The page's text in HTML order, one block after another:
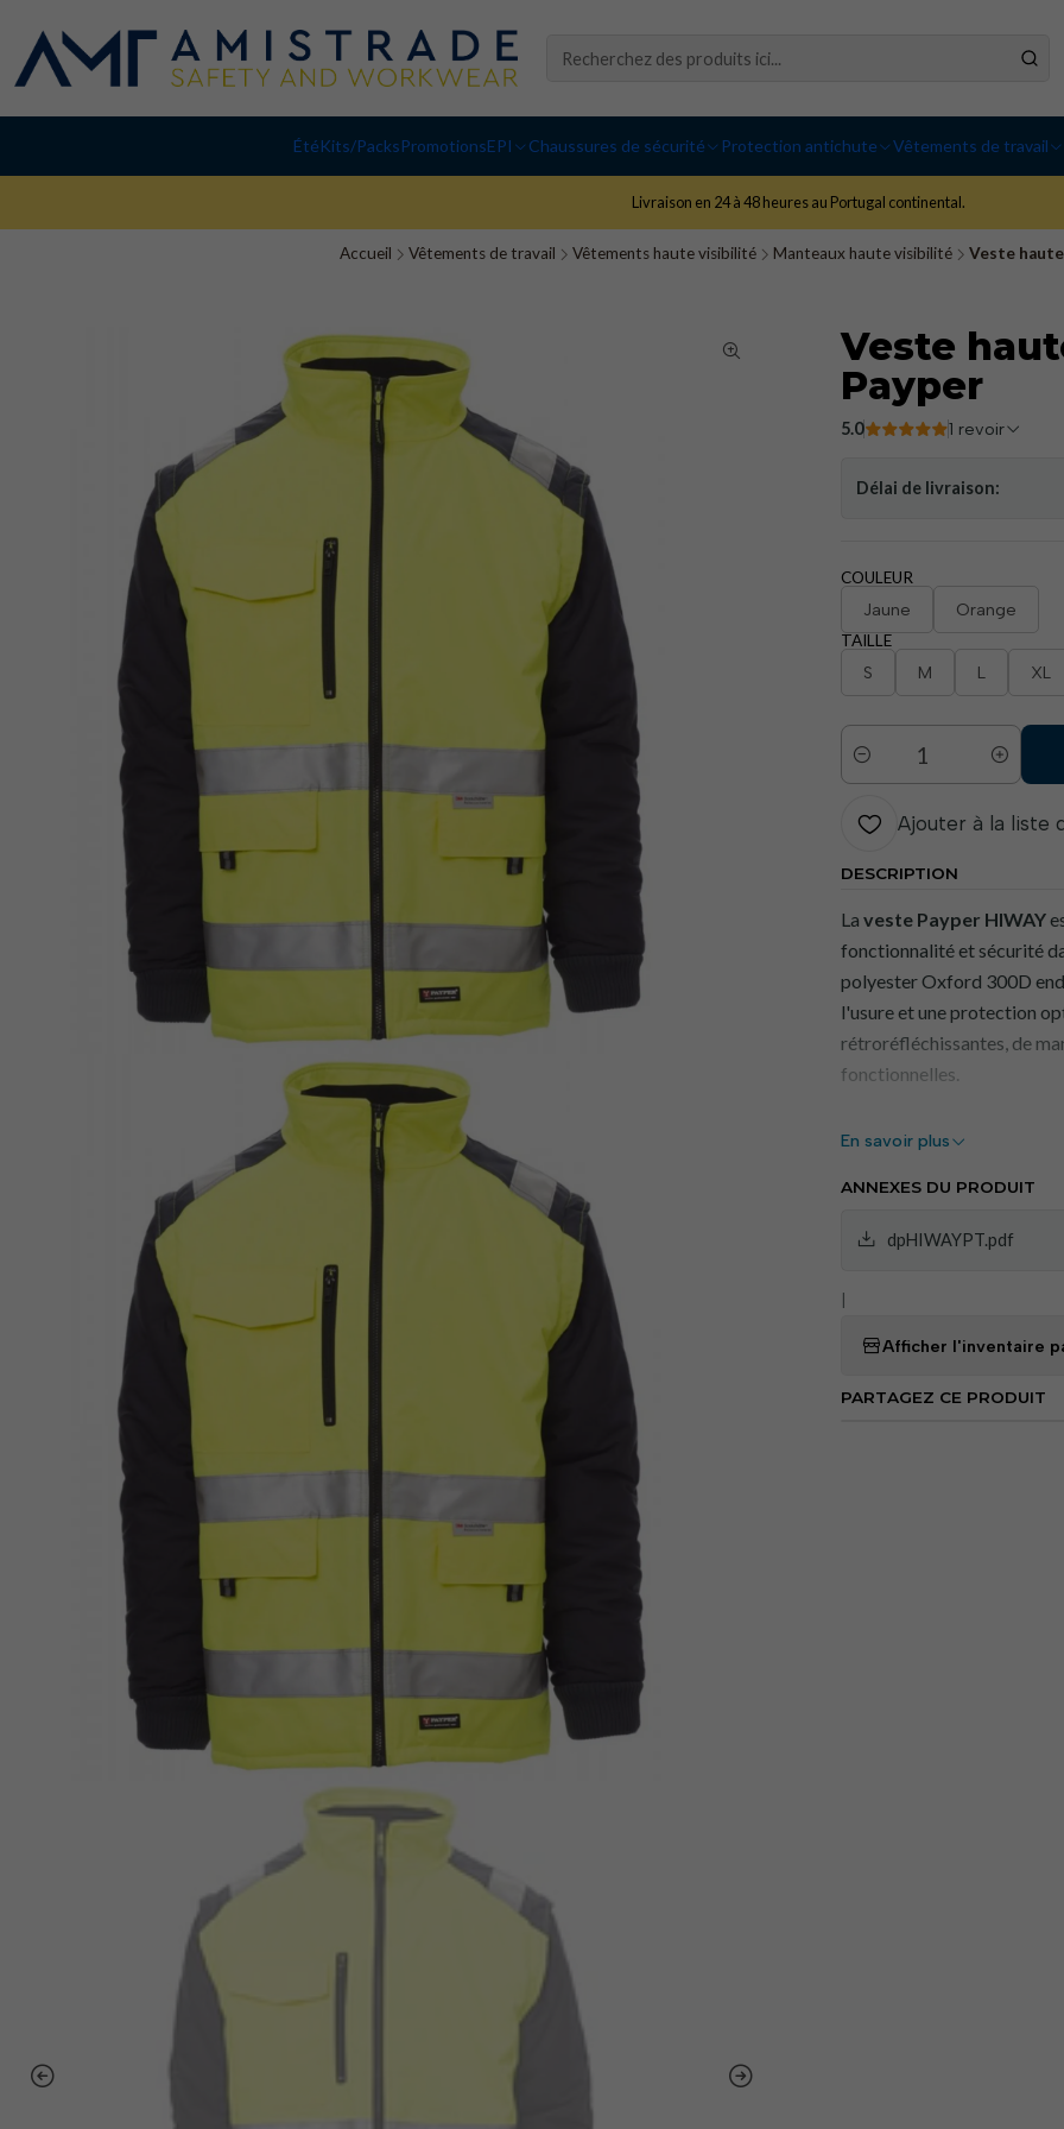
ÉtéKits/PacksPromotionsEPI Chaussures de sécurité Protection antichute Vêtements de travail
Livraison en 24 à 48 heures au Portugal continental.
Accueil Vêtements de travail Vêtements haute visibilité Manteaux haute visibilité Veste
Veste
Payper
5.0 1 revoir
Délai de livraison:
COULEUR
Jaune Orange
TAILLE
S M L XL
Quantité
Ajouter à la liste
DESCRIPTION
La veste Payper HIWAY
fonctionnalité et sécurité
polyester Oxford 300D
l'usure et une protection
rétroréfléchissantes, de
fonctionnelles.
Avantages:
une sécurité accrue.
météorologiques.
porte-téléphone
En savoir plus
ANNEXES DU PRODUIT
dpHIWAYPT.pdf
Afficher l'inventaire
PARTAGEZ CE PRODUIT